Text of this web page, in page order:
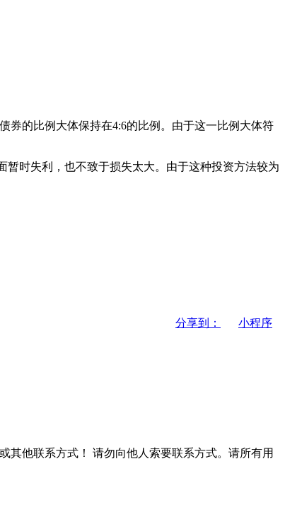
券的比例大体保持在4:6的比例。由于这一比例大体符
时失利，也不致于损失太大。由于这种投资方法较为
分享到：
小程序
其他联系方式！
请勿向他人索要联系方式。请所有用